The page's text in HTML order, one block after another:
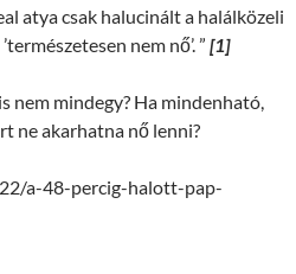
atya csak halucinált a halálközeli
nem nő’. ” [1]
nem mindegy? Ha mindenható,
ne akarhatna nő lenni?
a-48-percig-halott-pap-